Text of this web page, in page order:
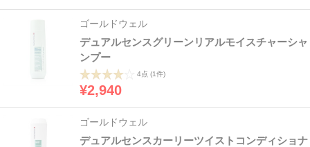
ゴールドウェル
デュアルセンスグリーンリアルモイスチャーシャ
ンプー
4点 (1件)
¥2,940
ゴールドウェル
デュアルセンスカーリーツイストコンディショナ